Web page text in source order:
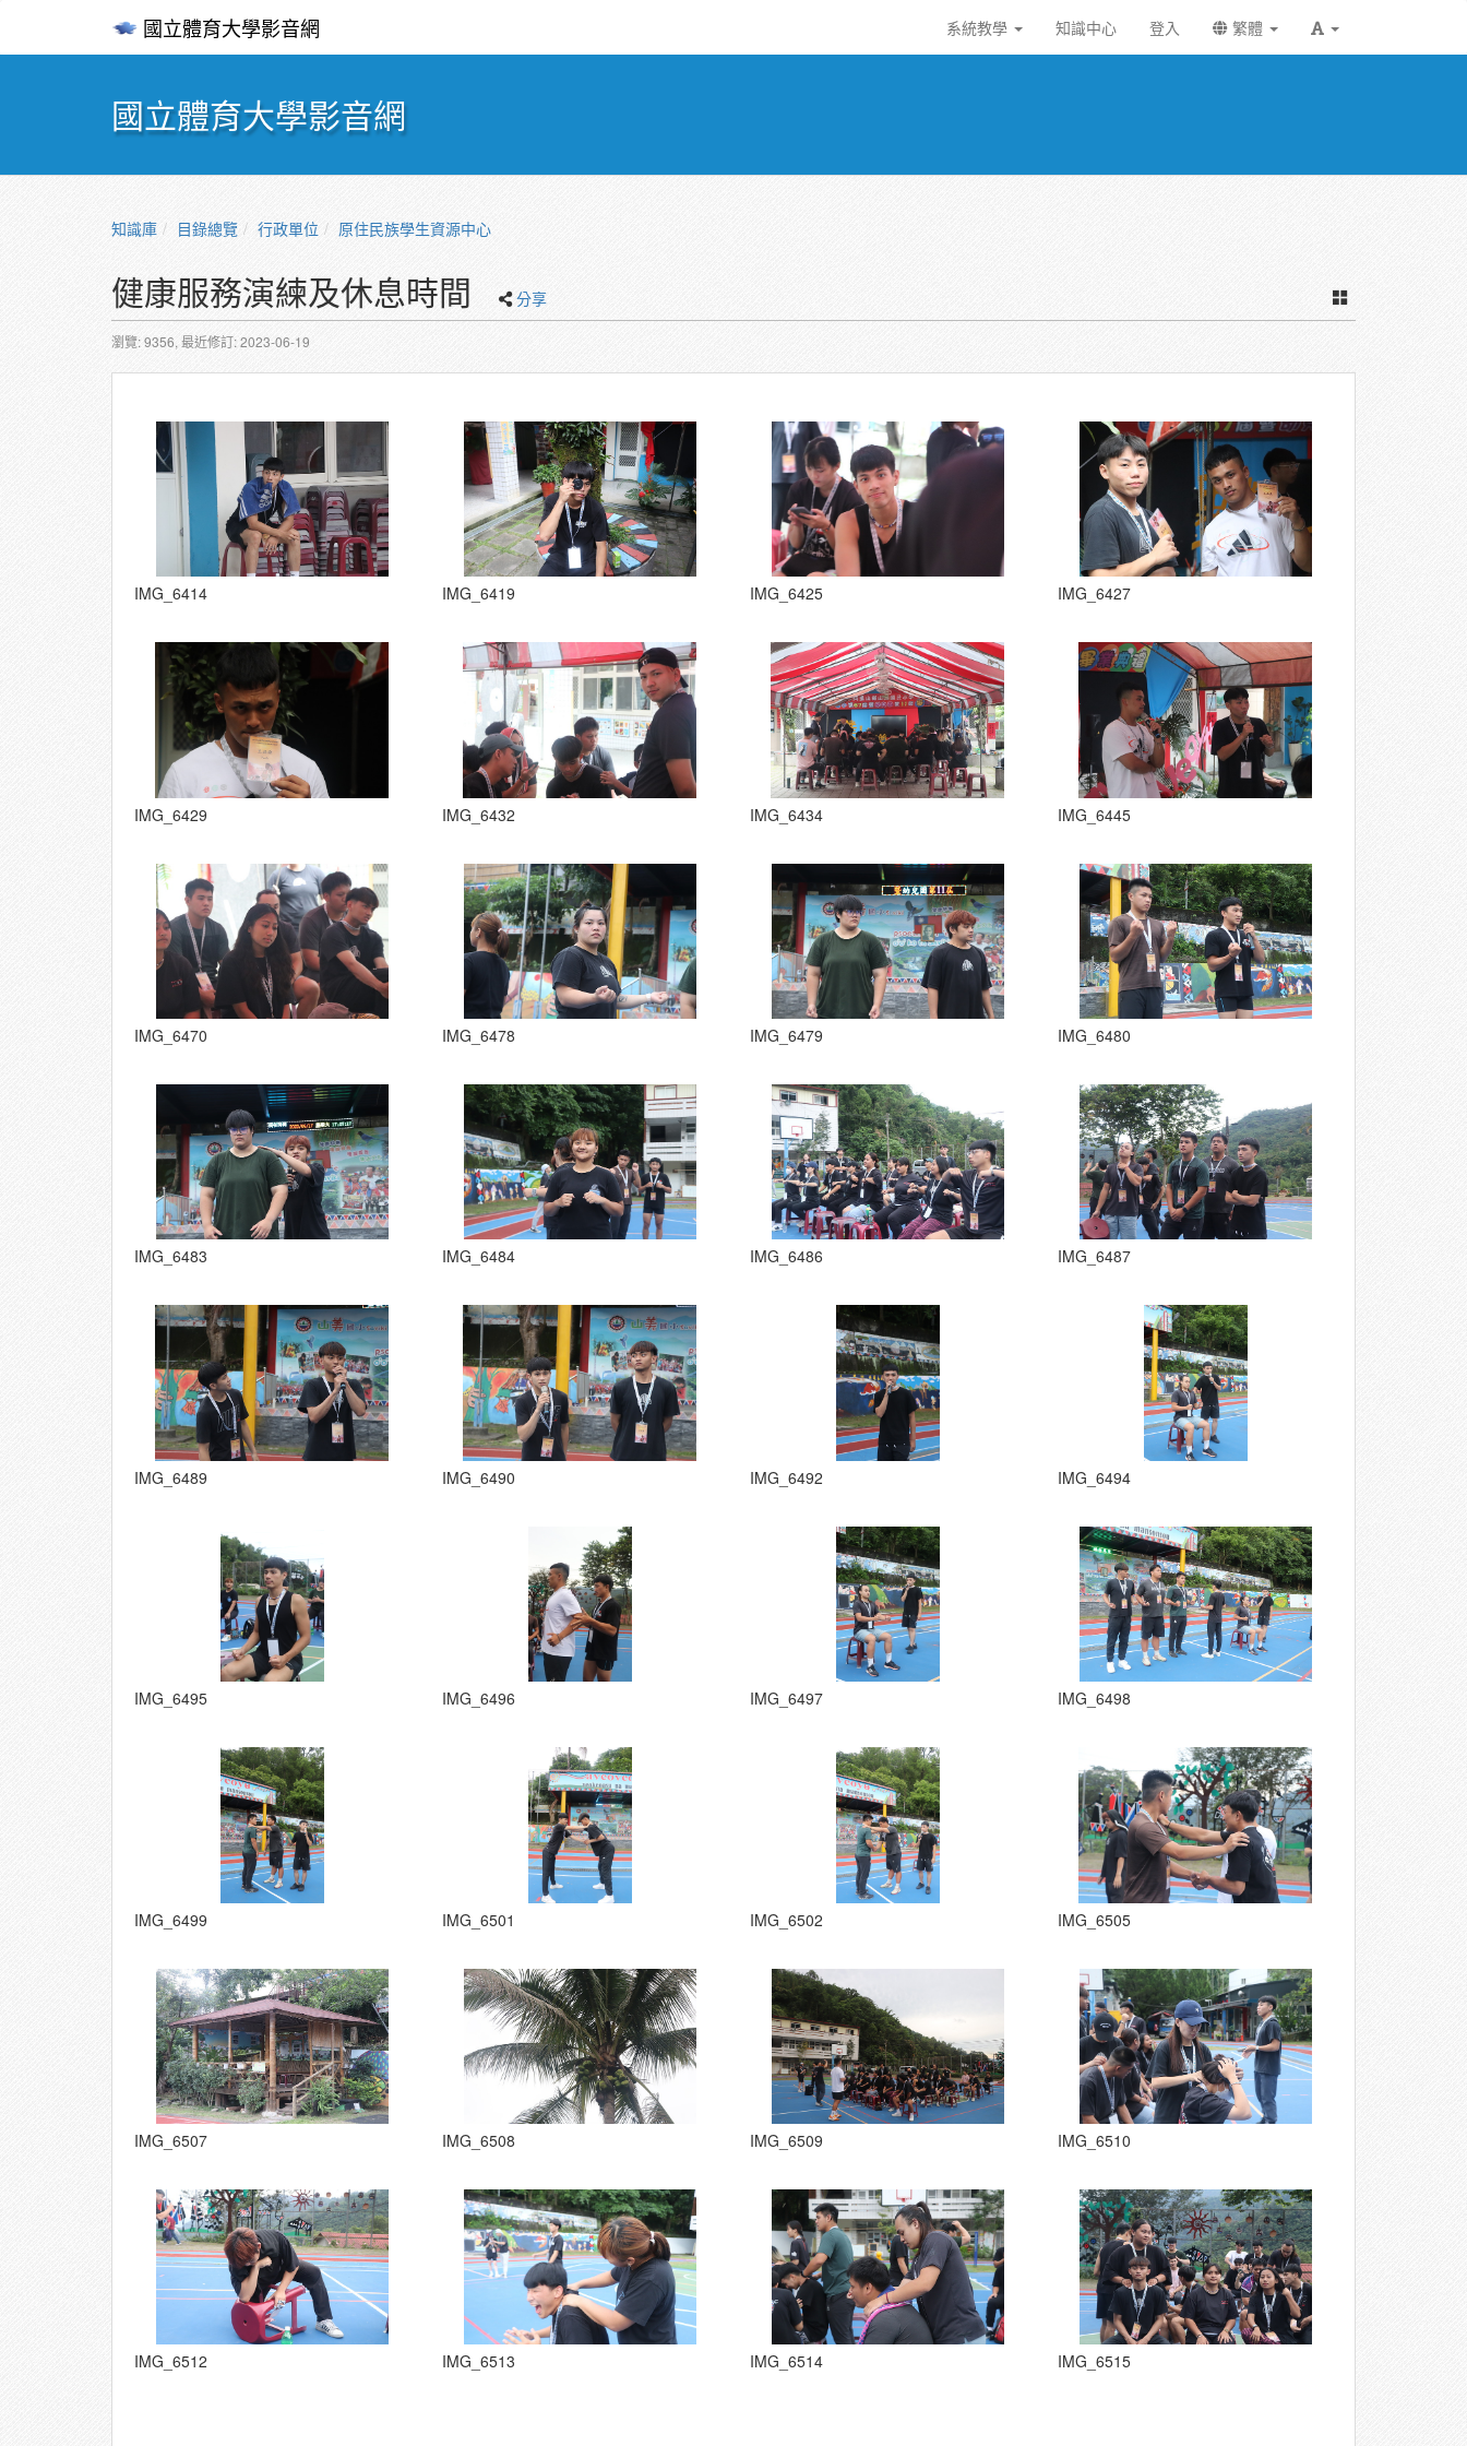
國立體育大學影音網 系統教學 知識中心 登入 繁體
國立體育大學影音網
知識庫 目錄總覽 行政單位 原住民族學生資源中心
健康服務演練及休息時間 分享
瀏覽: 9356, 最近修訂: 2023-06-19
IMG_6414 IMG_6419 IMG_6425 IMG_6427
IMG_6429 IMG_6432 IMG_6434 IMG_6445
IMG_6470 IMG_6478 IMG_6479 IMG_6480
IMG_6483 IMG_6484 IMG_6486 IMG_6487
IMG_6489 IMG_6490 IMG_6492 IMG_6494
IMG_6495 IMG_6496 IMG_6497 IMG_6498
IMG_6499 IMG_6501 IMG_6502 IMG_6505
IMG_6507 IMG_6508 IMG_6509 IMG_6510
IMG_6512 IMG_6513 IMG_6514 IMG_6515